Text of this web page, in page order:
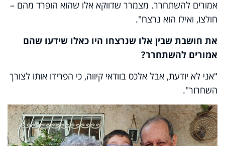
אמורים להשתחרר. מצמרר שדווקא אלו שהוא הופרד מהם –
חולצו, ואילו הוא נרצח".
את חושבת שבין אלו שנרצחו היו כאלו שידעו שהם
אמורים להשתחרר?
"אני לא יודעת, אבל אלכס בוודאי קיווה, כי הפרידו אותו לצורך
השחרור".